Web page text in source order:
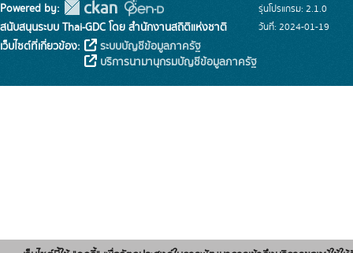
Powered by:
สนับสนุนระบบ Thai-GDC โดย สำนักงานสถิติแห่งชาติ
เว็บไซต์ที่เกี่ยวข้อง:
ระบบบัญชีข้อมูลภาครัฐ
บริการนามานุกรมบัญชีข้อมูลภาครัฐ
รุ่นโปรแกรม: 2.1.0
วันที่: 2024-01-19